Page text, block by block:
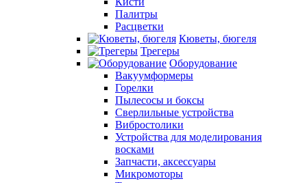
Палитры
Расцветки
Кюветы, бюгеля
Трегеры
Оборудование
Вакуумформеры
Горелки
Пылесосы и боксы
Сверлильные устройства
Вибростолики
Устройства для моделирования
восками
Запчасти, аксессуары
Микромоторы